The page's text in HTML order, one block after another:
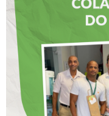
DIA